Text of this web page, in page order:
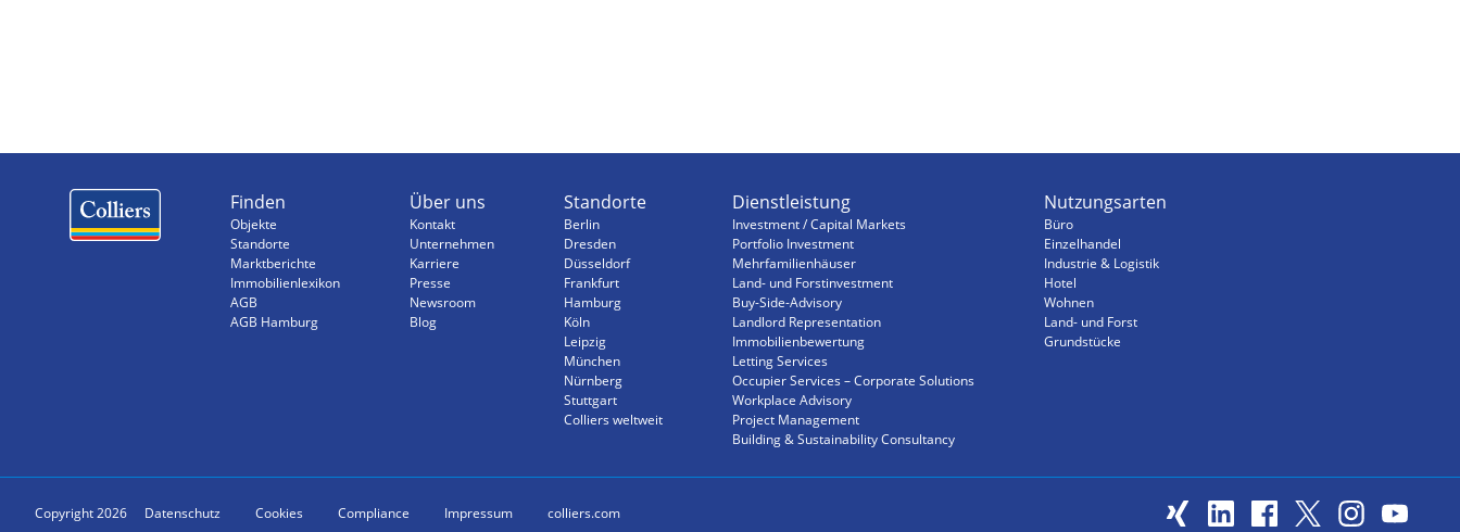
Finden
Objekte
Standorte
Marktberichte
Immobilienlexikon
AGB
AGB Hamburg
Über uns
Kontakt
Unternehmen
Karriere
Presse
Newsroom
Blog
Standorte
Berlin
Dresden
Düsseldorf
Frankfurt
Hamburg
Köln
Leipzig
München
Nürnberg
Stuttgart
Colliers weltweit
Dienstleistung
Investment / Capital Markets
Portfolio Investment
Mehrfamilienhäuser
Land- und Forstinvestment
Buy-Side-Advisory
Landlord Representation
Immobilienbewertung
Letting Services
Occupier Services – Corporate Solutions
Workplace Advisory
Project Management
Building & Sustainability Consultancy
Nutzungsarten
Büro
Einzelhandel
Industrie & Logistik
Hotel
Wohnen
Land- und Forst
Grundstücke
Datenschutz Cookies Compliance Impressum colliers.com
Copyright 2026